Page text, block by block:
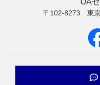
〒102-8273 東